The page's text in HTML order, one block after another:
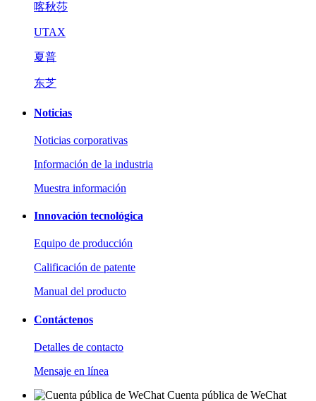
喀秋莎
UTAX
夏普
东芝
Noticias
Noticias corporativas
Información de la industria
Muestra información
Innovación tecnológica
Equipo de producción
Calificación de patente
Manual del producto
Contáctenos
Detalles de contacto
Mensaje en línea
Cuenta pública de WeChat